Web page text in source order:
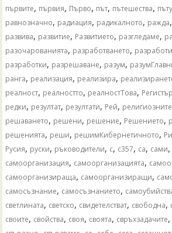
първите, първия, Първо, път, пътешества,
равнозначно, радиация, радикалното, ражда,
развива, развитие, Развитието, разгледаме,
разочарованията, разработването, разработи
разработки, разрешаване, разум,
ранга, реализация, реализира,
реалност, реалностто, реалностТова,
редки, резултат, резултати, Рей, религиозните
решаването, решени, решение, Решението,
решенията, реши, решимКибернетичното,
Русия, руски, ръководители, с, с357, са, сами,
самоорганизация, самоорганизацията,
самоорганизираща, самоорганизиращи,
самосъзнание, самосъзнанието,
светлината, светско, свидетелстват, свободна,
своите, свойства, своя, своята, свръхзадачите,